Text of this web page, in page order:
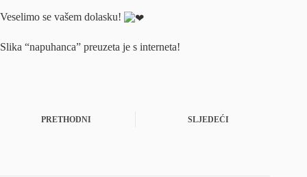
Veselimo se vašem dolasku!
Slika “napuhanca” preuzeta je s interneta!
PRETHODNI SLJEDEĆI